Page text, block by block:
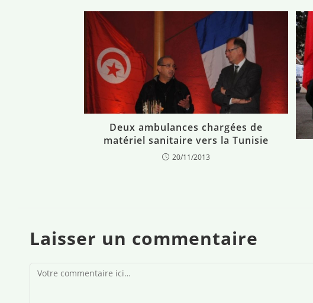
Deux ambulances chargées de
matériel sanitaire vers la Tunisie
20/11/2013
Laisser un commentaire